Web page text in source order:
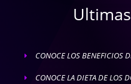
E CONOCE LOS BENEFICIOS
E CONOCE LA DIETA DE LOS